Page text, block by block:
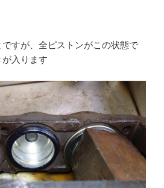
すが、全ピストンがこの状態で
が入ります